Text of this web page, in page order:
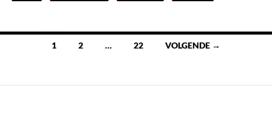
Berichten
1 2 … 22 VOLGENDE →